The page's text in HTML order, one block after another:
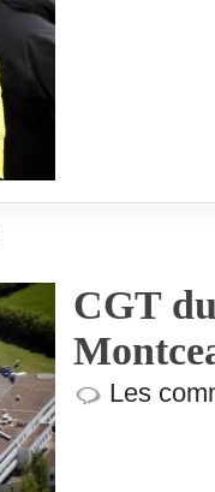
CGT
Les